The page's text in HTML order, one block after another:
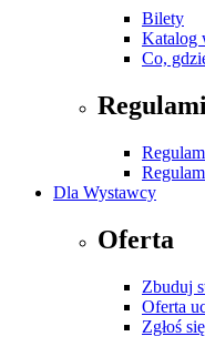
Bilety
Katalog
Co,
Dla Wystawcy
Oferta
Zbuduj
Oferta
Zgłoś się